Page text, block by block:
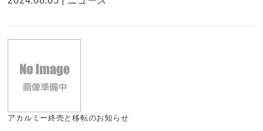
アカルミー終売と移転のお知らせ